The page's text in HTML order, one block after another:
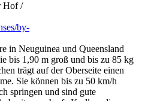
Hof /
by-
in Neuguinea und Queensland
bis 1,90 m groß und bis zu 85 kg
trägt auf der Oberseite einen
Sie können bis zu 50 km/h
springen und sind gute